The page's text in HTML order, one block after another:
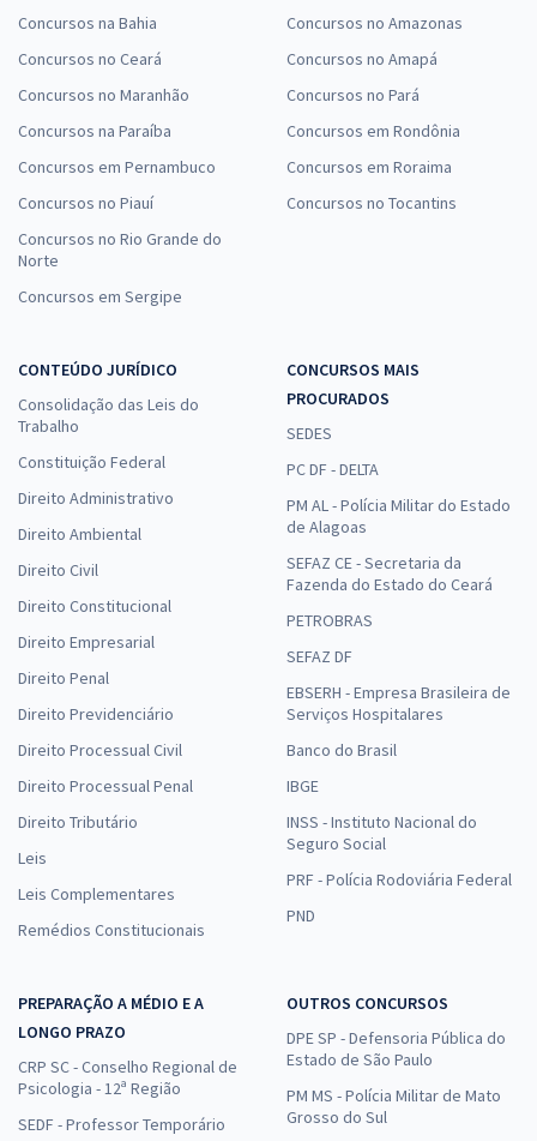
Concursos na Bahia
Concursos no Ceará
Concursos no Maranhão
Concursos na Paraíba
Concursos em Pernambuco
Concursos no Piauí
Concursos no Rio Grande do
Norte
Concursos em Sergipe
Concursos no Amazonas
Concursos no Amapá
Concursos no Pará
Concursos em Rondônia
Concursos em Roraima
Concursos no Tocantins
CONTEÚDO JURÍDICO
Consolidação das Leis do
Trabalho
Constituição Federal
Direito Administrativo
Direito Ambiental
Direito Civil
Direito Constitucional
Direito Empresarial
Direito Penal
Direito Previdenciário
Direito Processual Civil
Direito Processual Penal
Direito Tributário
Leis
Leis Complementares
Remédios Constitucionais
CONCURSOS MAIS
PROCURADOS
SEDES
PC DF - DELTA
PM AL - Polícia Militar do Estado
de Alagoas
SEFAZ CE - Secretaria da
Fazenda do Estado do Ceará
PETROBRAS
SEFAZ DF
EBSERH - Empresa Brasileira de
Serviços Hospitalares
Banco do Brasil
IBGE
INSS - Instituto Nacional do
Seguro Social
PRF - Polícia Rodoviária Federal
PND
PREPARAÇÃO A MÉDIO E A
LONGO PRAZO
CRP SC - Conselho Regional de
Psicologia - 12ª Região
SEDF - Professor Temporário
OUTROS CONCURSOS
DPE SP - Defensoria Pública do
Estado de São Paulo
PM MS - Polícia Militar de Mato
Grosso do Sul